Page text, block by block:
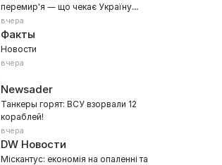
перемир'я — що чекає Україну
восени 2026
вчера
Факты
Новости
вчера
Newsader
Танкеры горят: ВСУ взорвали 12
кораблей!
вчера
DW Новости
Міскантус: економія на опаленні та